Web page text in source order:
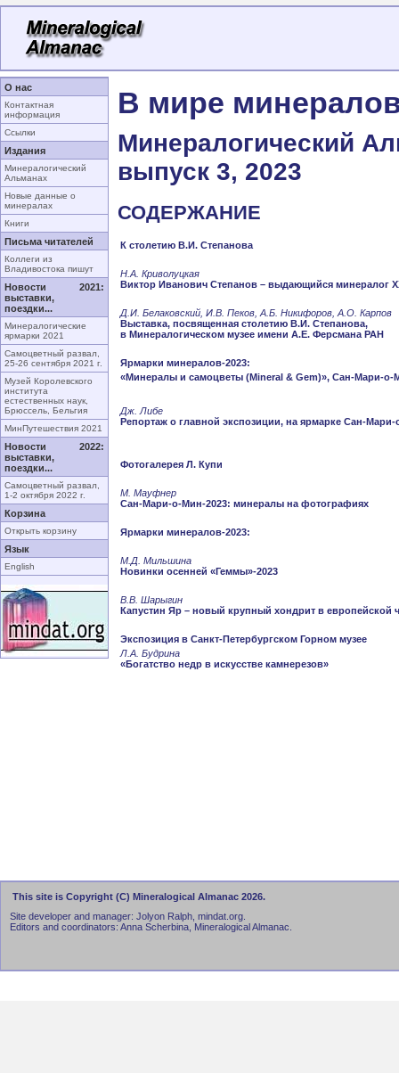
О нас
Контактная
информация
Ссылки
Издания
Минералогический
Альманах
Новые данные о
минералах
Книги
Письма читателей
Коллеги из
Владивостока пишут
Новости 2021:
выставки,
поездки...
Минералогические
ярмарки 2021
Самоцветный развал,
25-26 сентября 2021 г.
Музей Королевского
института
естественных наук,
Брюссель, Бельгия
MинПутешествия 2021
Новости 2022:
выставки,
поездки...
Самоцветный развал,
1-2 октября 2022 г.
Корзина
Открыть корзину
Язык
English
В мире
Минералогический
выпуск 3, 2023
СОДЕРЖАНИЕ
К столетию В.И. Степанова
Н.А. Криволуцкая
Виктор Иванович Степанов – выдающийся минералог
Д.И. Белаковский, И.В. Пеков, А.Б. Никифоров, А.О. Карпов
Выставка, посвященная столетию В.И. Степанова,
в Минералогическом музее имени А.Е. Ферсмана РАН
Ярмарки минералов-2023:
«Минералы и самоцветы (Mineral & Gem)», Сан-Мари-
Дж. Либе
Репортаж о главной экспозиции, на ярмарке Сан-
Фотогалерея Л. Купи
М. Мауфнер
Сан-Мари-о-Мин-2023: минералы на фотографиях
Ярмарки минералов-2023:
М.Д. Мильшина
Новинки осенней «Геммы»-2023
В.В. Шарыгин
Капустин Яр – новый крупный хондрит в европейской
Экспозиция в Санкт-Петербургском Горном музее
Л.А. Будрина
«Богатство недр в искусстве камнерезов»
This site is Copyright (C) Mineralogical Almanac 2026.
Site developer and manager: Jolyon Ralph, mindat.org.
Editors and coordinators: Anna Scherbina, Mineralogical Almanac.